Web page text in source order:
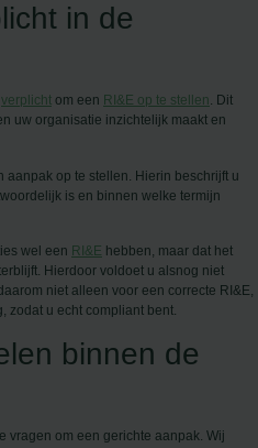
in de
verplicht om een RI&E op te stellen. Dit
uw organisatie inzichtelijk maakt en
op te stellen. Hierin beschrijft u
is en binnen welke termijn
wel een RI&E hebben, maar dat het
Hierdoor voldoet u alsnog niet
niet alleen voor een correcte RI&E,
zodat u echt compliant bent.
binnen de
vragen om een gerichte aanpak. Wij